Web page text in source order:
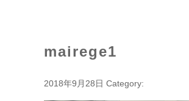
mairege1
2018年9月28日 Category: